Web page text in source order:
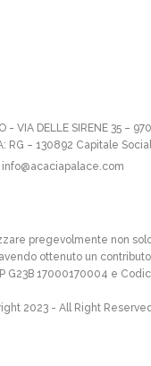
VIA DELLE SIRENE 35 –
– 130892 Capitale
info@acaciapalace.com
pregevolmente non
ottenuto un contributo
17000170004 e
2023 - All Right